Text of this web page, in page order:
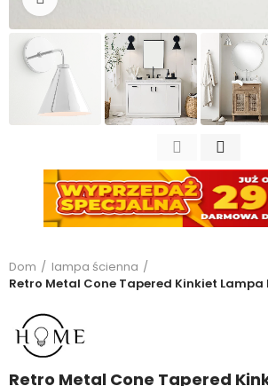
Dom
lampa ścienna
Retro Metal Cone Tapered Kinkiet Lampa
Retro Metal Cone Tapered